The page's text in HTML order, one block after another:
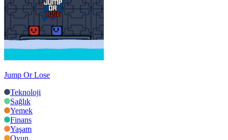
Jump Or Lose
Teknoloji
Sağlık
Yemek
Finans
Yaşam
Oyun